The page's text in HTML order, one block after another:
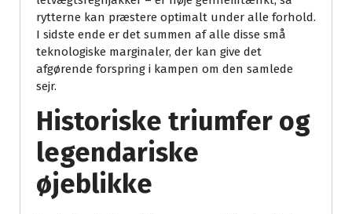
rytterne kan præstere optimalt under alle forhold.
I sidste ende er det summen af alle disse små
teknologiske marginaler, der kan give det
afgørende forspring i kampen om den samlede
sejr.
Historiske triumfer og
legendariske
øjeblikke